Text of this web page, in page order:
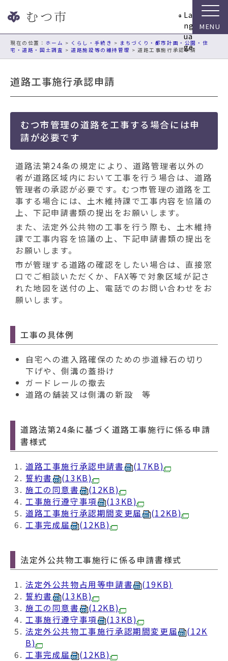
ビ
La
ng
ua
ge
現在の位置： ホーム > くらし・手続き > まちづくり・都市計画・公園・住
宅・道路・国土調査 >道路施設等の維持管理 > 道路工事施行承認申請
道路工事施行承認申請
むつ市管理の道路を工事する場合には申
請が必要です
道路法第24条の規定により、道路管理者以外の
者が道路区域内において工事を行う場合は、道路
管理者の承認が必要です。むつ市管理の道路を工
事する場合には、土木維持課で工事内容を協議の
上、下記申請書類の提出をお願いします。
また、法定外公共物の工事を行う際も、土木維持
課で工事内容を協議の上、下記申請書類の提出を
お願いします。
市が管理する道路の確認をしたい場合は、直接窓
口でご相談いただくか、FAX等で対象区域が記さ
れた地図を送付の上、電話でのお問い合わせをお
願いします。
工事の具体例
自宅への進入路確保のための歩道縁石の切り
下げや、側溝の蓋掛け
ガードレールの撤去
道路の舗装又は側溝の新設 等
道路法第24条に基づく道路工事施行に係る申請
書様式
道路工事施行承認申請書
(17KB)
​誓約書
(13KB)
​施工の同意書
(12KB)
工事施行遵守事項
(13KB)
道路工事施行承認期間変更届
(12KB)
工事完成届
(12KB)
法定外公共物工事施行に係る申請書様式
法定外公共物占用等申請書
(19KB)
誓約書
(13KB)
施工の同意書
(12KB)
工事施行遵守事項
(13KB)
法定外公共物工事施行承認期間変更届
(12K
B)
工事完成届
(12KB)